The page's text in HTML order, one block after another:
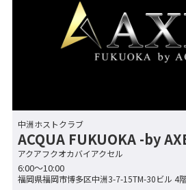
中洲ホストクラブ
ACQUA FUKUOKA -by
アクアフクオカバイアクセル
6:00～10:00
福岡県福岡市博多区中洲3-7-15TM-30ビル 4